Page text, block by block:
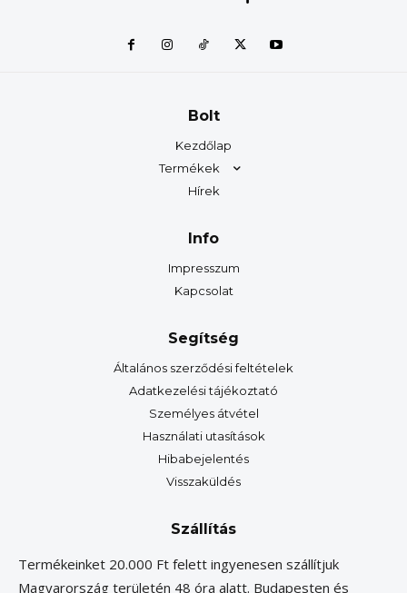
Bolt
Kezdőlap
Termékek
Hírek
Info
Impresszum
Kapcsolat
Segítség
Általános szerződési feltételek
Adatkezelési tájékoztató
Személyes átvétel
Használati utasítások
Hibabejelentés
Visszaküldés
Szállítás
Termékeinket 20.000 Ft felett ingyenesen szállítjuk
Magyarország területén 48 óra alatt. Budapesten és